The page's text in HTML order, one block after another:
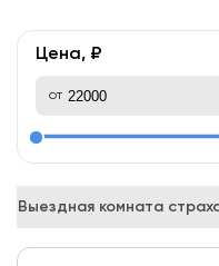
Цена, ₽
от
Выездная комната